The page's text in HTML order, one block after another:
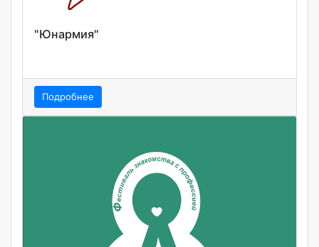
"Юнармия"
Подробнее